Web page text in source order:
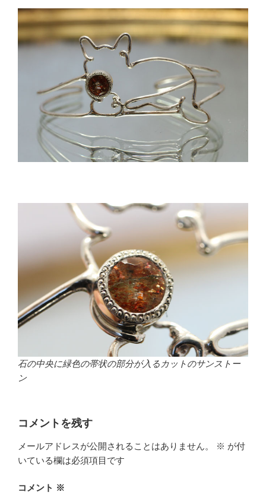
石の中央に緑色の帯状の部分が入るカットのサンストー
ン
コメントを残す
メールアドレスが公開されることはありません。 ※ が付
いている欄は必須項目です
コメント ※